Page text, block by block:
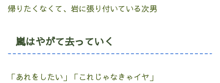
帰りたくなくて、岩に張り付いている次男
嵐はやがて去っていく
「あれをしたい」「これじゃなきゃイヤ」